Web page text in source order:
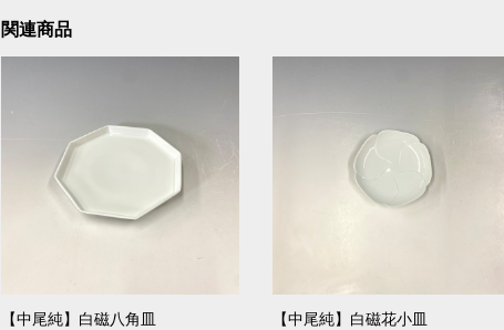
関連商品
【中尾純】白磁八角皿 【中尾純】白磁花小皿